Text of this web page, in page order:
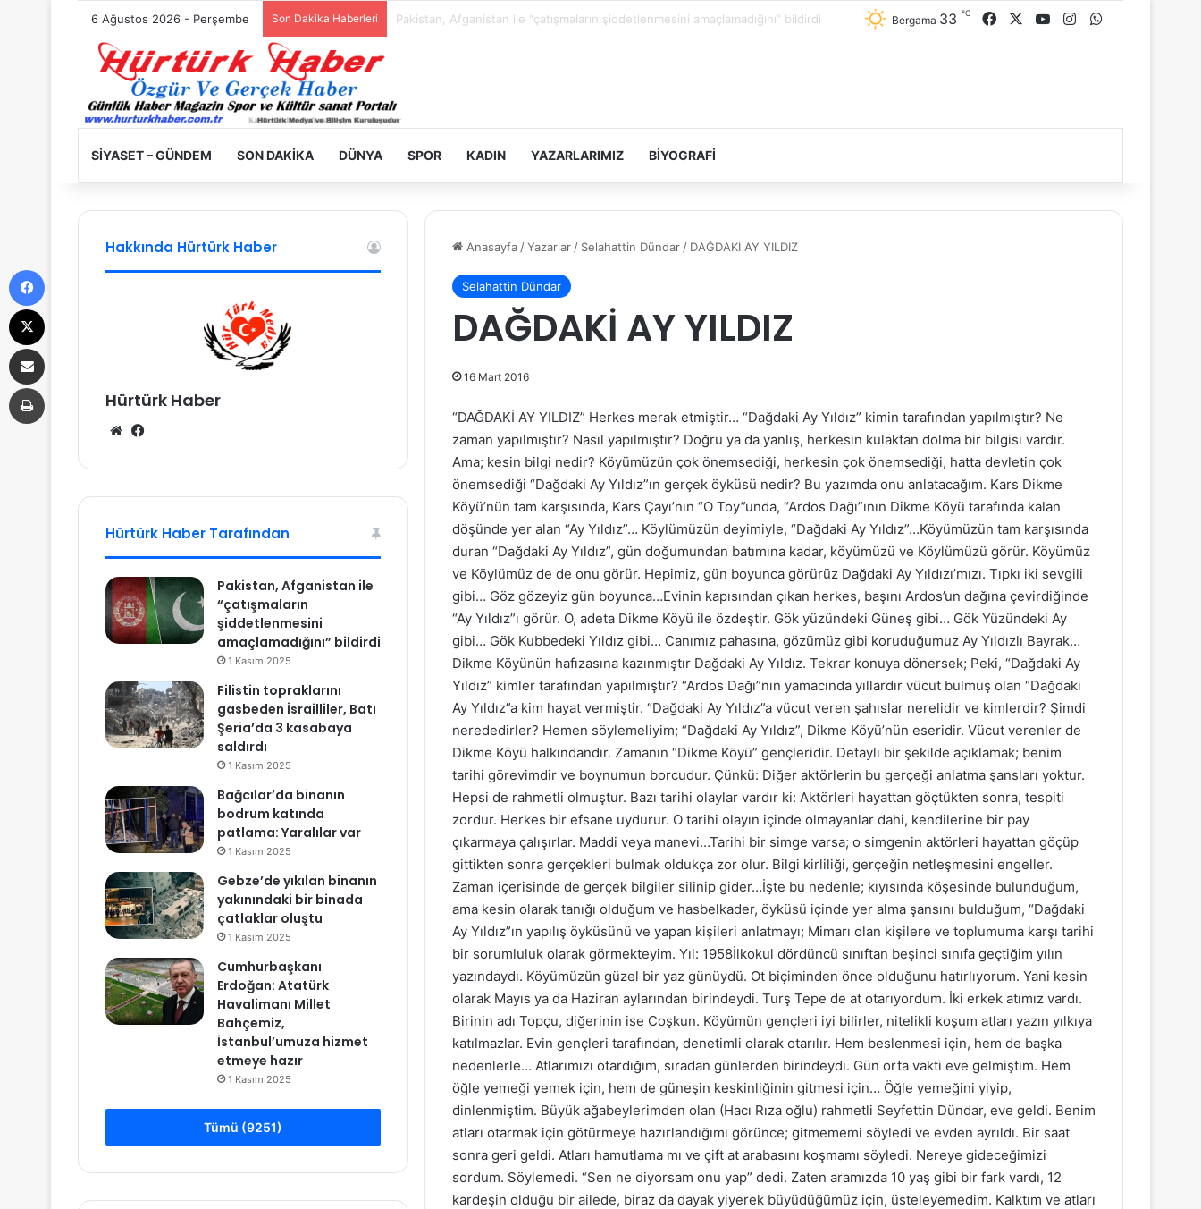
6 Ağustos 2026 - Perşembe Son Dakika Haberleri Filistin topraklarını gasbeden İsrailliler, Batı Şeria’da 3 kasabaya saldırdı Bergama 33 ℃ Facebook YouTubeInstagram
SIYASET – GÜNDEM SON DAKIKA DÜNYA SPOR KADIN YAZARLARIMIZ BIYOGRAFI
Anasayfa /Yazarlar / Selahattin Dündar / DAĞDAKİ AY YILDIZ
Selahattin Dündar
DAĞDAKİ AY YILDIZ
16 Mart 2016
“DAĞDAKİ AY YILDIZ” Herkes merak etmiştir… “Dağdaki Ay Yıldız” kimin tarafından yapılmıştır? Ne
zaman yapılmıştır? Nasıl yapılmıştır? Doğru ya da yanlış, herkesin kulaktan dolma bir bilgisi vardır.
Ama; kesin bilgi nedir? Köyümüzün çok önemsediği, herkesin çok önemsediği, hatta devletin çok
önemsediği “Dağdaki Ay Yıldız”ın gerçek öyküsü nedir? Bu yazımda onu anlatacağım. Kars Dikme
Köyü’nün tam karşısında, Kars Çayı’nın “O Toy”unda, “Ardos Dağı”ının Dikme Köyü tarafında kalan
döşünde yer alan “Ay Yıldız”… Köylümüzün deyimiyle, “Dağdaki Ay Yıldız”…Köyümüzün tam karşısında
duran “Dağdaki Ay Yıldız”, gün doğumundan batımına kadar, köyümüzü ve Köylümüzü görür. Köyümüz
ve Köylümüz de de onu görür. Hepimiz, gün boyunca görürüz Dağdaki Ay Yıldızı’mızı. Tıpkı iki sevgili
gibi… Göz gözeyiz gün boyunca…Evinin kapısından çıkan herkes, başını Ardos’un dağına çevirdiğinde
“Ay Yıldız”ı görür. O, adeta Dikme Köyü ile özdeştir. Gök yüzündeki Güneş gibi… Gök Yüzündeki Ay
gibi… Gök Kubbedeki Yıldız gibi… Canımız pahasına, gözümüz gibi koruduğumuz Ay Yıldızlı Bayrak…
Dikme Köyünün hafızasına kazınmıştır Dağdaki Ay Yıldız. Tekrar konuya dönersek; Peki, “Dağdaki Ay
Yıldız” kimler tarafından yapılmıştır? “Ardos Dağı”nın yamacında yıllardır vücut bulmuş olan “Dağdaki
Ay Yıldız”a kim hayat vermiştir. “Dağdaki Ay Yıldız”a vücut veren şahıslar nerelidir ve kimlerdir? Şimdi
nerededirler? Hemen söylemeliyim; “Dağdaki Ay Yıldız”, Dikme Köyü’nün eseridir. Vücut verenler de
Dikme Köyü halkındandır. Zamanın “Dikme Köyü” gençleridir. Detaylı bir şekilde açıklamak; benim
tarihi görevimdir ve boynumun borcudur. Çünkü: Diğer aktörlerin bu gerçeği anlatma şansları yoktur.
Hepsi de rahmetli olmuştur. Bazı tarihi olaylar vardır ki: Aktörleri hayattan göçtükten sonra, tespiti
zordur. Herkes bir efsane uydurur. O tarihi olayın içinde olmayanlar dahi, kendilerine bir pay
çıkarmaya çalışırlar. Maddi veya manevi…Tarihi bir simge varsa; o simgenin aktörleri hayattan göçüp
gittikten sonra gerçekleri bulmak oldukça zor olur. Bilgi kirliliği, gerçeğin netleşmesini engeller.
Zaman içerisinde de gerçek bilgiler silinip gider…İşte bu nedenle; kıyısında köşesinde bulunduğum,
ama kesin olarak tanığı olduğum ve hasbelkader, öyküsü içinde yer alma şansını bulduğum, “Dağdaki
Ay Yıldız”ın yapılış öyküsünü ve yapan kişileri anlatmayı; Mimarı olan kişilere ve toplumuma karşı tarihi
bir sorumluluk olarak görmekteyim. Yıl: 1958İlkokul dördüncü sınıftan beşinci sınıfa geçtiğim yılın
yazındaydı. Köyümüzün güzel bir yaz günüydü. Ot biçiminden önce olduğunu hatırlıyorum. Yani kesin
olarak Mayıs ya da Haziran aylarından birindeydi. Turş Tepe de at otarıyordum. İki erkek atımız vardı.
Birinin adı Topçu, diğerinin ise Coşkun. Köyümün gençleri iyi bilirler, nitelikli koşum atları yazın yılkıya
katılmazlar. Evin gençleri tarafından, denetimli olarak otarılır. Hem beslenmesi için, hem de başka
nedenlerle… Atlarımızı otardığım, sıradan günlerden birindeydi. Gün orta vakti eve gelmiştim. Hem
öğle yemeği yemek için, hem de güneşin keskinliğinin gitmesi için… Öğle yemeğini yiyip,
dinlenmiştim. Büyük ağabeylerimden olan (Hacı Rıza oğlu) rahmetli Seyfettin Dündar, eve geldi. Benim
atları otarmak için götürmeye hazırlandığımı görünce; gitmememi söyledi ve evden ayrıldı. Bir saat
sonra geri geldi. Atları hamutlama mı ve çift at arabasını koşmamı söyledi. Nereye gideceğimizi
sordum. Söylemedi. “Sen ne diyorsam onu yap” dedi. Zaten aramızda 10 yaş gibi bir fark vardı, 12
kardeşin olduğu bir ailede, biraz da dayak yiyerek büyüdüğümüz için, üsteleyemedim. Kalktım ve atları
Hakkında Hürtürk Haber
Hürtürk Haber
We
sit
esi
bo
ok
Hürtürk Haber Tarafından
Pakistan, Afganistan ile
“çatışmaların
şiddetlenmesini
amaçlamadığını” bildirdi
1 Kasım 2025
Filistin topraklarını
gasbeden İsrailliler, Batı
Şeria’da 3 kasabaya
saldırdı
1 Kasım 2025
Bağcılar’da binanın
bodrum katında
patlama: Yaralılar var
1 Kasım 2025
Gebze’de yıkılan binanın
yakınındaki bir binada
çatlaklar oluştu
1 Kasım 2025
Cumhurbaşkanı
Erdoğan: Atatürk
Havalimanı Millet
Bahçemiz,
İstanbul’umuza hizmet
etmeye hazır
1 Kasım 2025
Tümü (9251)